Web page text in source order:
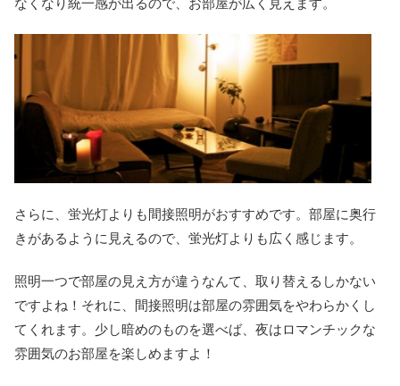
なくなり統一感が出るので、お部屋が広く見えます。
さらに、蛍光灯よりも間接照明がおすすめです。部屋に奥行
きがあるように見えるので、蛍光灯よりも広く感じます。
照明一つで部屋の見え方が違うなんて、取り替えるしかない
ですよね！それに、間接照明は部屋の雰囲気をやわらかくし
てくれます。少し暗めのものを選べば、夜はロマンチックな
雰囲気のお部屋を楽しめますよ！